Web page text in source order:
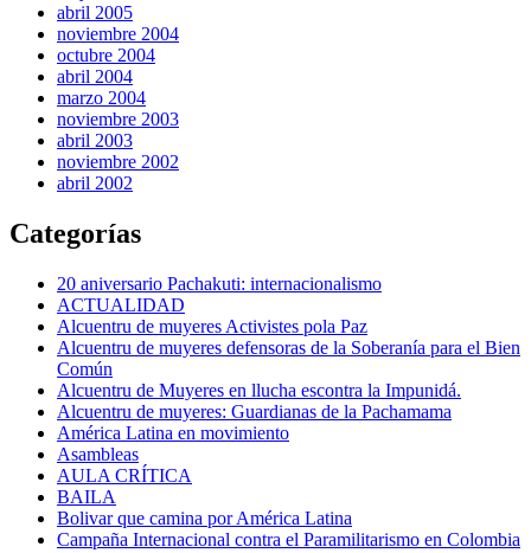
abril 2005
noviembre 2004
octubre 2004
abril 2004
marzo 2004
noviembre 2003
abril 2003
noviembre 2002
abril 2002
Categorías
20 aniversario Pachakuti: internacionalismo
ACTUALIDAD
Alcuentru de muyeres Activistes pola Paz
Alcuentru de muyeres defensoras de la Soberanía para el Bien
Común
Alcuentru de Muyeres en llucha escontra la Impunidá.
Alcuentru de muyeres: Guardianas de la Pachamama
América Latina en movimiento
Asambleas
AULA CRÍTICA
BAILA
Bolivar que camina por América Latina
Campaña Internacional contra el Paramilitarismo en Colombia